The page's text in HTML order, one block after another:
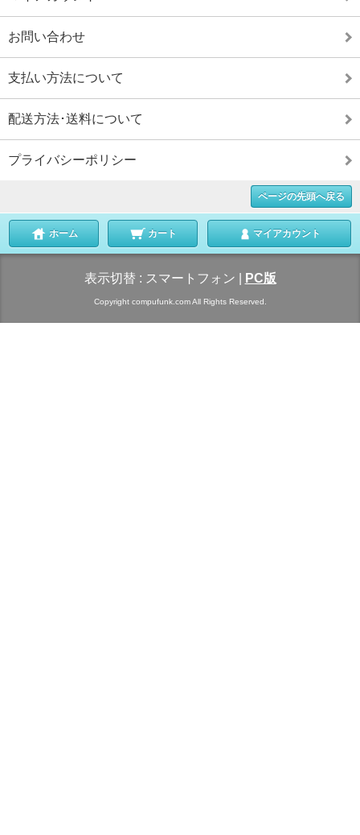
お問い合わせ
支払い方法について
配送方法･送料について
プライバシーポリシー
ページの先頭へ戻る
ホーム カート マイアカウント
表示切替 : スマートフォン PC版
Copyright compufunk.com All Rights Reserved.